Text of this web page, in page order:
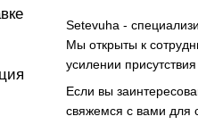
Setevuha -
Мы открыты к
усилении
Если вы
свяжемся с вами для